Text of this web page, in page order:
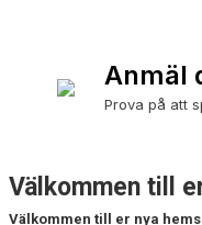
Anmäl
Prova på att
Välkommen till
Välkommen till er nya